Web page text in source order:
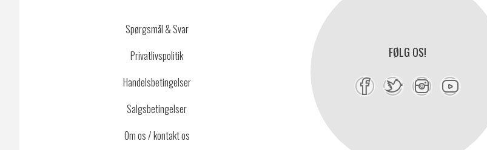
FØLG OS!
Spørgsmål & Svar
Privatlivspolitik
Handelsbetingelser
Salgsbetingelser
Om os / kontakt os